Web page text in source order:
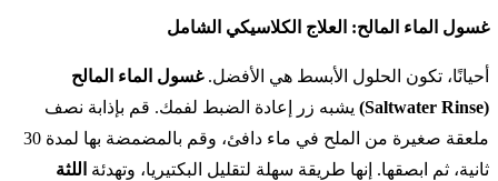
غسول الماء المالح: العلاج الكلاسيكي الشامل
أحيانًا، تكون الحلول الأبسط هي الأفضل.غسول الماء المالح
(Saltwater Rinse)
يشبه زر إعادة الضبط لفمك. قم بإذابة نصف
ملعقة صغيرة من الملح في ماء دافئ، وقم بالمضمضة بها لمدة 30
ثانية، ثم ابصقها. إنها طريقة سهلة لتقليل البكتيريا، وتهدئة اللثة